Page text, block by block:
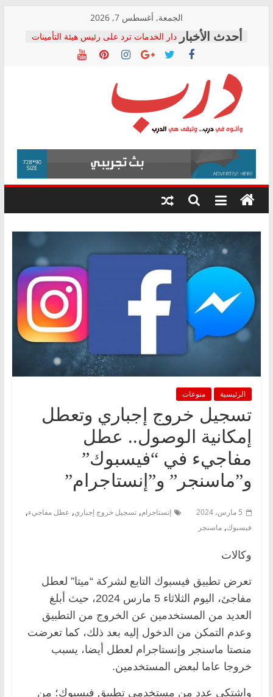
content
الجمعة, أغسطس 7, 2026
دار الخدمات ترد على رئيس هيئة التأمينات
بعد مؤتمره الصحفي: إنكار الأزمة لا ينهي
معاناة أصحاب المعاشات.. ونطالب بكشف
فرحات سليمان يكتب: القطاع الصحي إلى
أين؟
حزب التحالف الشعبي يطلق لجنة “الحق
في الصحة” بالإسكندرية لرصد الانتهاكات
ودعم المرضى
الوزاري لمدينة الصحفيين.. وانتهاء أعمال
إنشاء المبنى الإداري
المجلس القومي لحقوق الإنسان يعلن
متابعة قضية الدكتور محمد زهران.. ويؤكد:
قرينة البراءة وضمانات المحاكمة العادلة
درب
وأتوه
درب..
وتبقى
هي
الرئيسية منوعات
تسجيل خروج إجباري وتعطل
إمكانية الوصول.. عطل
مفاجيء في “فيسبوك”
و”ماسنجر” و”إنستاجرام”
5 مارس، 2024 إنستاجرام, تسجيل خروج إجباري, عطل مفاجيء,
فيسبوك, ماسنجر
وكالات
تعرض تطبيق فيسبوك التابع لشركة “ميتا” لعطل
مفاجئ، اليوم الثلاثاء 5 مارس 2024، حيث أبلغ
العديد من المستخدمين عن الخروج من التطبيق
وعدم التمكن من الدخول إليه بعد ذلك، كما تعرضت
منصتا ماسنجر وإنستاجرام لعطل أيضا، يسبب
خروجا عاما لبعض المستخدمين.
واشتكى عدد من مستخدمي تطبيق فيسبوك؛ من